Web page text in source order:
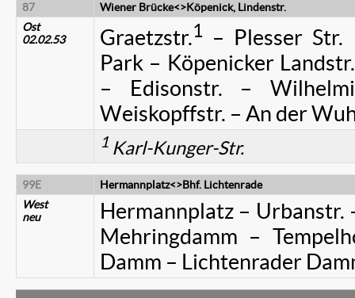
87
Wiener Brücke<>Köpenick, Lindenstr.
Ost
02.02.53
Graetzstr.1 – Plesser
Park – Köpenicker
– Edisonstr. –
Weiskopffstr. – An der
1 Karl-Kunger-Str.
99E
Hermannplatz<>Bhf. Lichtenrade
West
neu
Hermannplatz – Urbanstr.
Mehringdamm –
Damm – Lichtenrader